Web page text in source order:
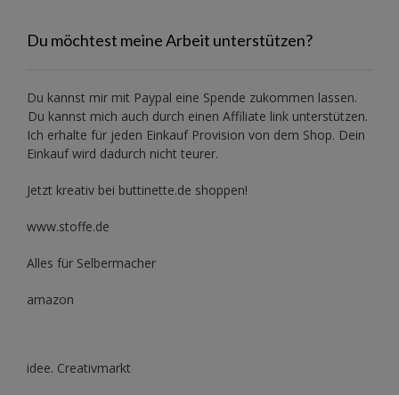
Du möchtest meine Arbeit unterstützen?
Du kannst mir mit Paypal eine Spende zukommen lassen.
Du kannst mich auch durch einen Affiliate link unterstützen.
Ich erhalte für jeden Einkauf Provision von dem Shop. Dein
Einkauf wird dadurch nicht teurer.
Jetzt kreativ bei buttinette.de shoppen!
www.stoffe.de
Alles für Selbermacher
amazon
idee. Creativmarkt